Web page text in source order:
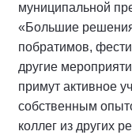
муниципальной
«Большие
побратимов,
другие
примут активное
собственным
коллег из других